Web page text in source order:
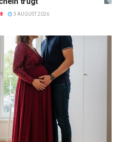
3 AUGUST 2026